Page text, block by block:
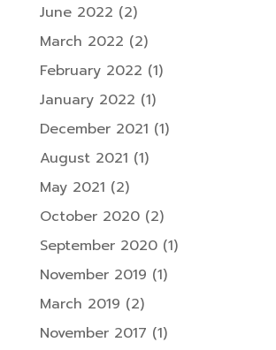
June 2022 (2)
March 2022 (2)
February 2022 (1)
January 2022 (1)
December 2021 (1)
August 2021 (1)
May 2021 (2)
October 2020(2)
September 2020(1)
November 2019 (1)
March 2019 (2)
November 2017 (1)